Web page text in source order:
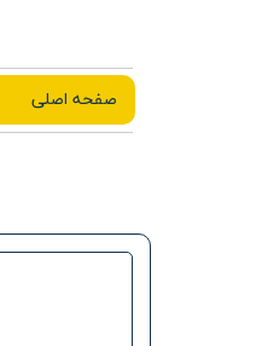
صفحه اصلی